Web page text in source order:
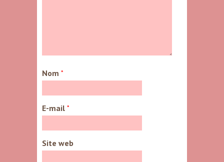
Nom *
E-mail *
Site web